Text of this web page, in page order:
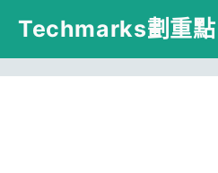
跳
主
Techmarks劃重點